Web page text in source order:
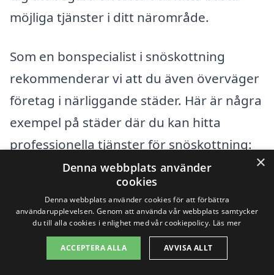
möjliga tjänster i ditt närområde.
Som en bonspecialist i snöskottning
rekommenderar vi att du även överväger
företag i närliggande städer. Här är några
exempel på städer där du kan hitta
professionella tjänster för snöskottning:
Lönsboda
Knislinge
×
Denna webbplats använder
cookies
Denna webbplats använder cookies för att förbättra
användarupplevelsen. Genom att använda vår webbplats samtycker
du till alla cookies i enlighet med vår cookiepolicy. Läs mer
ACCEPTERA ALLA AVVISA ALLT